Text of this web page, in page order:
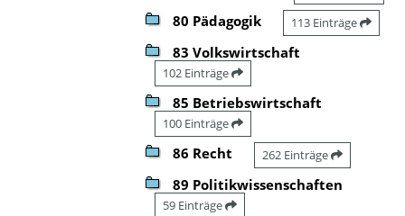
80 Pädagogik 113 Einträge
83 Volkswirtschaft
102 Einträge
85 Betriebswirtschaft
100 Einträge
86 Recht 262 Einträge
89 Politikwissenschaften
59 Einträge